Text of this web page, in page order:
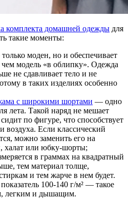
комплекта домашней одежды для
такие моменты:
моден, но и обеспечивает
модель «в облипку». Одежда
не сдавливает тело и не
в таких изделиях особенно
с широкими шортами — одно
лета. Такой наряд не мешает
по фигуре, что способствует
воздуха. Если классический
можно заменить его на
халат или юбку-шорты;
в граммах на квадратный
тем материал толще,
и тем жарче в нем будет.
100-140 г/м² — такое
легким и дышащим.